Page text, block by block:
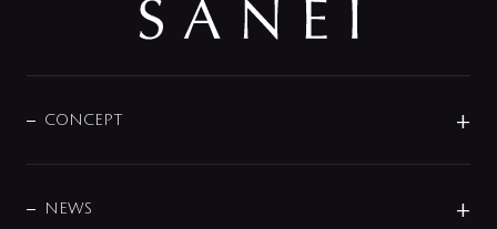
CONCEPT
DESIGN
NEWS